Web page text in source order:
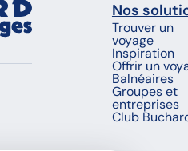
Nos
Trouver un
voyage
Inspiration
Offrir un
Balnéaires
Groupes et
entreprises
Club